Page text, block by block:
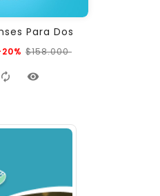
Para Dos
$158.000Precio